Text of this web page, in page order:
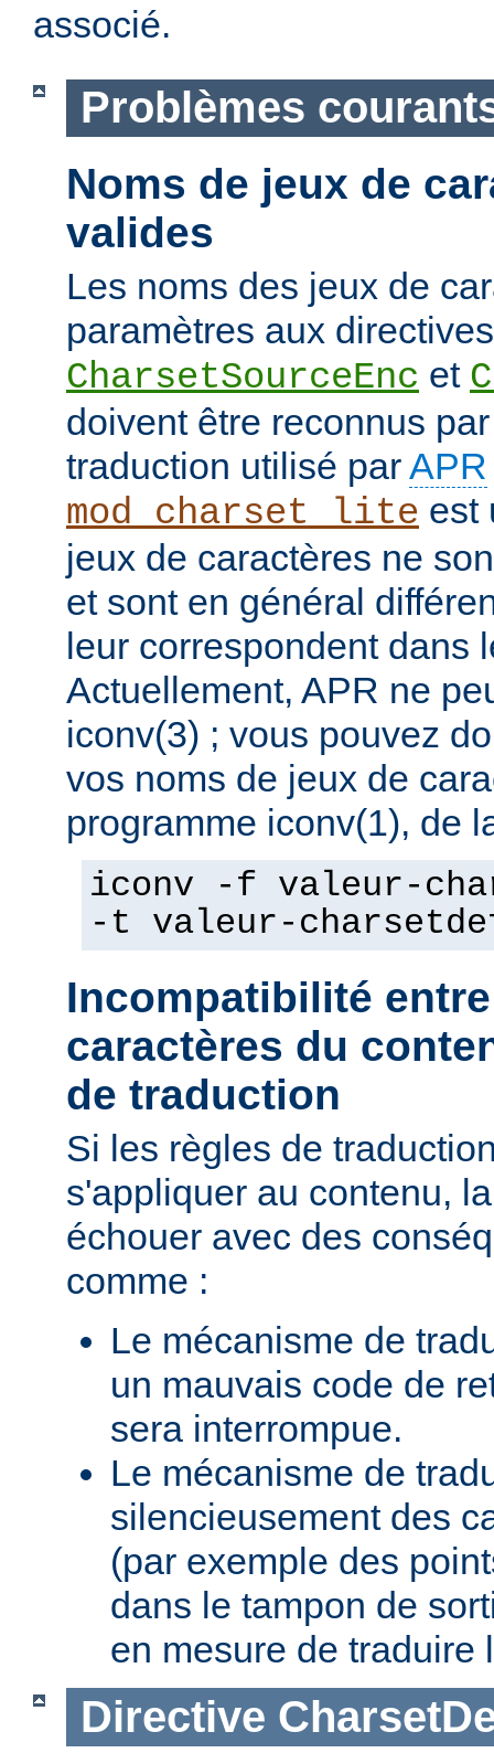
associé.
Problèmes
Noms de jeux de
valides
Les noms des jeux de
paramètres aux directives
CharsetSourceEnc et
doivent être reconnus
traduction utilisé parAPR
mod_charset_lite est
jeux de caractères ne
et sont en général
leur correspondent dans
Actuellement, APR ne
iconv(3) ; vous pouvez
vos noms de jeux de
programme iconv(1), de
iconv -f valeur-
-t valeur-
Incompatibilité
caractères du
de traduction
Si les règles de
s'appliquer au contenu,
échouer avec des
comme :
Le mécanisme de
un mauvais code de
sera interrompue.
Le mécanisme de
silencieusement des
(par exemple des
dans le tampon de
en mesure de traduire
Directive